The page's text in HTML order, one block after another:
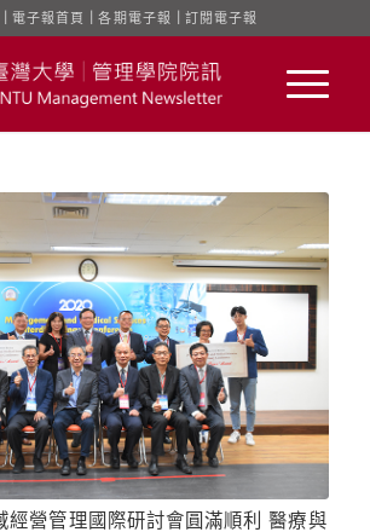
電子報首頁 ｜各期電子報 訂閱電子報
經營管理國際研討會圓滿順利 醫療與